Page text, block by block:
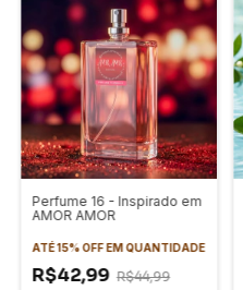
Perfume 16 - Inspirado em
AMOR AMOR
ATÉ 15% OFF EM QUANTIDADE
R$42,99 R$44,99